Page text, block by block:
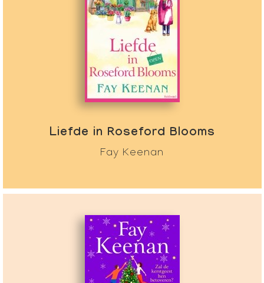
Liefde in Roseford Blooms
Fay Keenan